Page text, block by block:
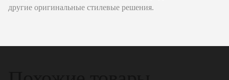
другие оригинальные стилевые решения.